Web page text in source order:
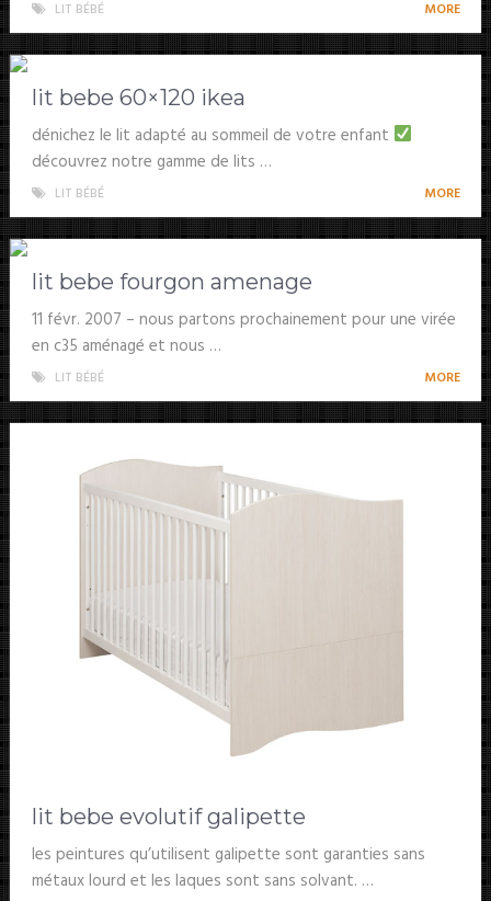
LIT BÉBÉ MORE
lit bebe 60×120 ikea
dénichez le lit adapté au sommeil de votre enfant
découvrez notre gamme de lits …
LIT BÉBÉ MORE
lit bebe fourgon amenage
11 févr. 2007 – nous partons prochainement pour une virée
en c35 aménagé et nous …
LIT BÉBÉ MORE
lit bebe evolutif galipette
les peintures qu’utilisent galipette sont garanties sans
métaux lourd et les laques sont sans solvant. …